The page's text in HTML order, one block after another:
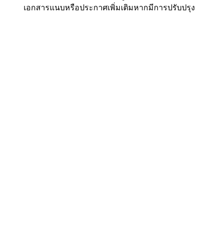
เอกสารแนบหรือประกาศเพิ่มเติมหากมีการปรับปรุง